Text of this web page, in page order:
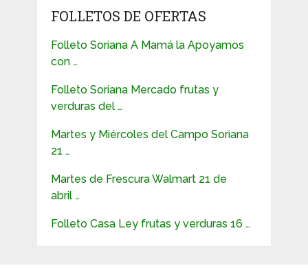
FOLLETOS DE OFERTAS
Folleto Soriana A Mamá la Apoyamos
con …
Folleto Soriana Mercado frutas y
verduras del …
Martes y Miércoles del Campo Soriana
21 …
Martes de Frescura Walmart 21 de
abril …
Folleto Casa Ley frutas y verduras 16 …